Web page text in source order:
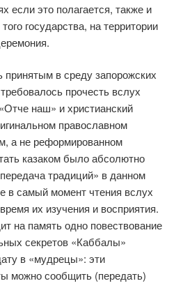
если это полагается, также и
государства, на территории
в среду запорожских
прочесть вслух
наш» и хри­стианский
православном
а не реформированном
казаком было абсолютно
традиций» в данном
в самый момент чтения вслух
их изучения и восприятия.
на память одно повествование
секретов «Каббалы»
в «мудрецы»: эти
можно сообщить (передать)